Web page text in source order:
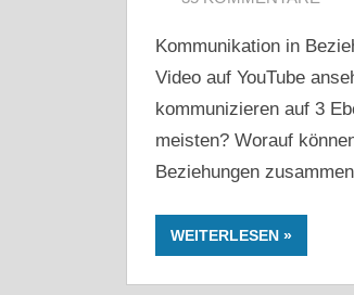
Kommunikation in
Video auf YouTube
kommunizieren auf 3
meisten? Worauf
Beziehungen zusammen
WEITERLESEN